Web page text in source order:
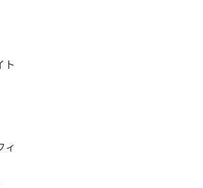
ト
ィ